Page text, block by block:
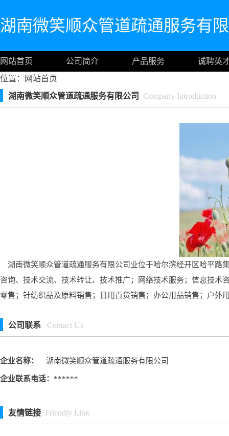
湖南微笑顺众管道疏通服务有
网站首页 公司简介 产品服务
诚聘英
位置：
网站首页
湖南微笑顺众管道疏通服务有限公司
Company Introduction
湖南微笑顺众管道疏通服务有限公司业位于哈尔滨经开区哈平路
咨询、技术交流、技术转让、技术推广；网络技术服务；信息技
零售；针纺织品及原料销售；日用百货销售；办公用品销售；户
公司联系 Contact Us
企业名称： 湖南微笑顺众管道疏通服务有限公司
企业联系电话： ******
友情链接 Friendly Link